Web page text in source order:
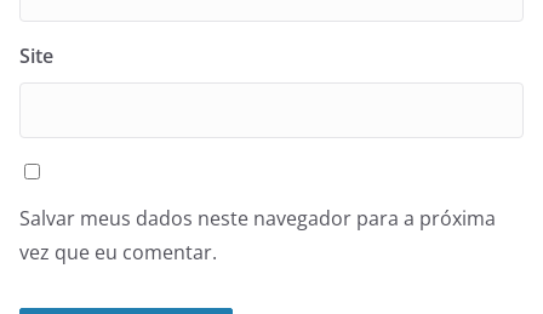
Site
Salvar meus dados neste navegador para a próxima
vez que eu comentar.